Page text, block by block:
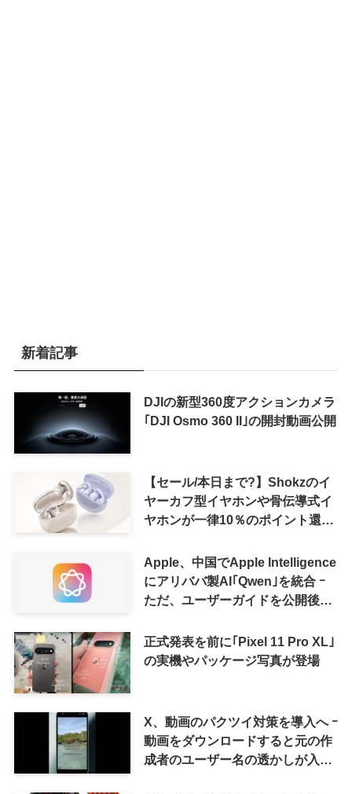
新着記事
DJIの新型360度アクションカメラ
｢DJI Osmo 360 II｣の開封動画公開
【セール/本日まで?】Shokzのイ
ヤーカフ型イヤホンや骨伝導式イ
ヤホンが一律10％のポイント還元
Apple、中国でApple Intelligence
にアリババ製AI｢Qwen｣を統合 ｰ
ただ、ユーザーガイドを公開後に
正式発表を前に｢Pixel 11 Pro XL｣
の実機やパッケージ写真が登場
X、動画のパクツイ対策を導入へ ｰ
動画をダウンロードすると元の作
成者のユーザー名の透かしが入る